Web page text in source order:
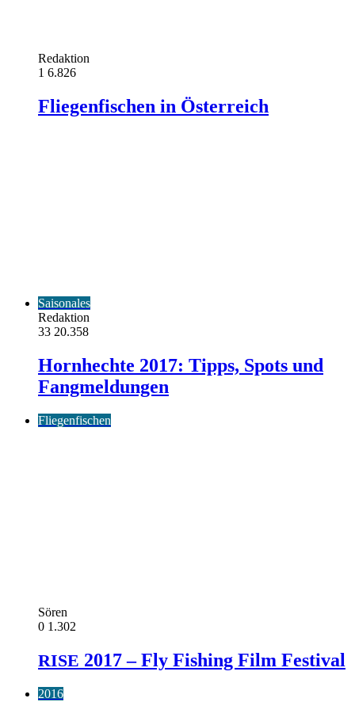
Redaktion
1 6.826
Fliegenfischen in Österreich
Saisonales
Redaktion
33 20.358
Hornhechte 2017: Tipps, Spots und
Fangmeldungen
Fliegenfischen
Sören
0 1.302
RISE 2017 – Fly Fishing Film Festival
2016